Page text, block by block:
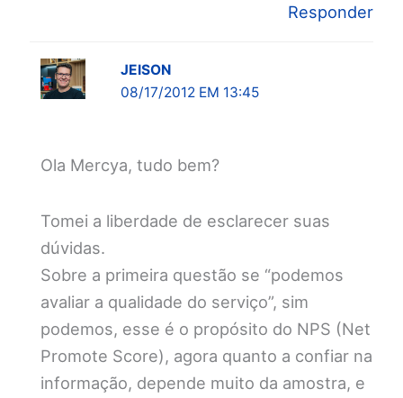
Responder
JEISON
08/17/2012 EM 13:45
Ola Mercya, tudo bem?
Tomei a liberdade de esclarecer suas
dúvidas.
Sobre a primeira questão se “podemos
avaliar a qualidade do serviço”, sim
podemos, esse é o propósito do NPS (Net
Promote Score), agora quanto a confiar na
informação, depende muito da amostra, e